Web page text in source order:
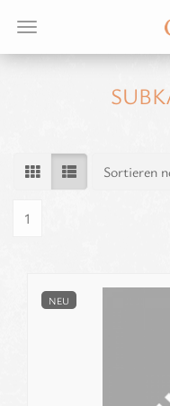
Sortieren
Sortieren
1
NEU